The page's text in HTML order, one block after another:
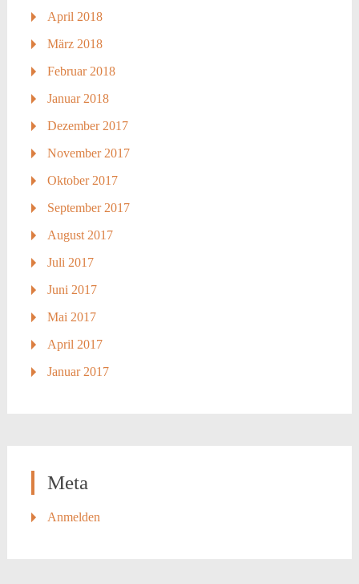
April 2018
März 2018
Februar 2018
Januar 2018
Dezember 2017
November 2017
Oktober 2017
September 2017
August 2017
Juli 2017
Juni 2017
Mai 2017
April 2017
Januar 2017
Meta
Anmelden